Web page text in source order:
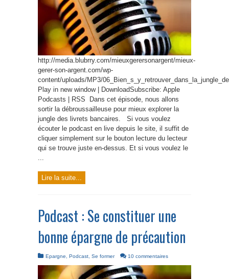
http://media.blubrry.com/mieuxgerersonargent/mieux-
gerer-son-argent.com/wp-
content/uploads/MP3/
Play in new window | DownloadSubscribe: Apple
Podcasts | RSS Dans cet épisode, nous allons
sortir la débroussailleuse pour mieux explorer la
jungle des livrets bancaires. Si vous voulez
écouter le podcast en live depuis le site, il suffit de
cliquer simplement sur le bouton lecture du lecteur
qui se trouve juste en-dessus. Et si vous voulez le
...
Lire la suite...
Podcast : Se constituer une
bonne épargne de précaution
Epargne Podcast Se former 10 commentaires